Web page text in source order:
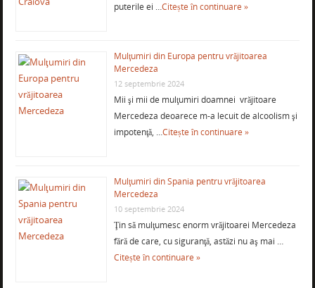
puterile ei …Citește în continuare »
Mulţumiri din Europa pentru vrăjitoarea
Mercedeza
12 septembrie 2024
Mii şi mii de mulţumiri doamnei vrăjitoare
Mercedeza deoarece m-a lecuit de alcoolism şi
impotenţă, …Citește în continuare »
Mulţumiri din Spania pentru vrăjitoarea
Mercedeza
10 septembrie 2024
Ţin să mulţumesc enorm vrăjitoarei Mercedeza
fără de care, cu siguranţă, astăzi nu aş mai …
Citește în continuare »